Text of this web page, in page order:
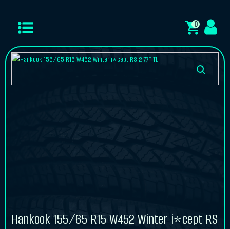
0
Hankook 155/65 R15 W452 Winter i*cept RS